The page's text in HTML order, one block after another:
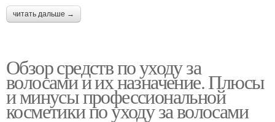
читать дальше →
Обзор средств по уходу за
волосами и их назначение. Плюсы
и минусы профессиональной
косметики по уходу за волосами